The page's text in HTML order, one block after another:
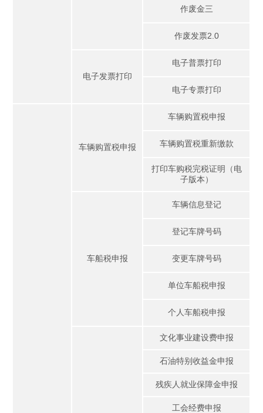
作废金三
作废发票2.0
电子发票打印
电子普票打印
电子专票打印
车辆购置税申报
车辆购置税申报
车辆购置税重新缴款
打印车购税完税证明（电
子版本）
车船税申报
车辆信息登记
登记车牌号码
变更车牌号码
单位车船税申报
个人车船税申报
文化事业建设费申报
石油特别收益金申报
残疾人就业保障金申报
工会经费申报